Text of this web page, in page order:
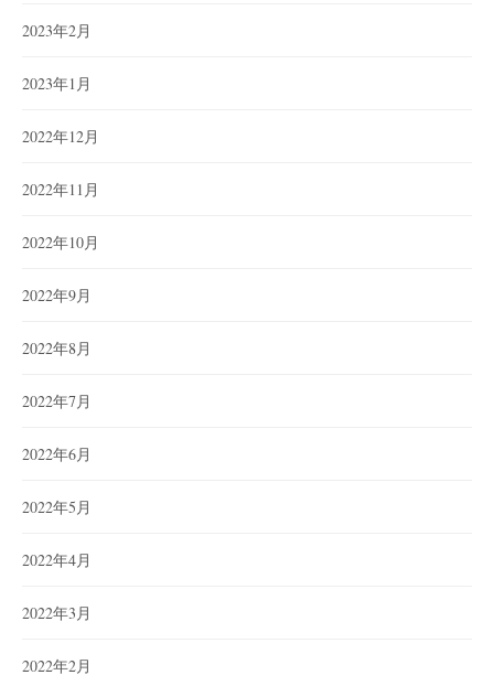
2023年2月
2023年1月
2022年12月
2022年11月
2022年10月
2022年9月
2022年8月
2022年7月
2022年6月
2022年5月
2022年4月
2022年3月
2022年2月